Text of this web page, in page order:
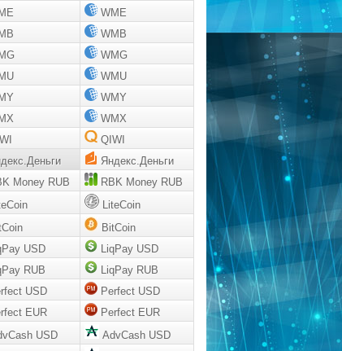
WME
WMB
WMG
WMU
WMY
WMX
QIWI
Яндекс.Деньги
Money RUB
RBK Money RUB
LiteCoin
BitCoin
USD
LiqPay USD
RUB
LiqPay RUB
USD
Perfect USD
EUR
Perfect EUR
USD
AdvCash USD